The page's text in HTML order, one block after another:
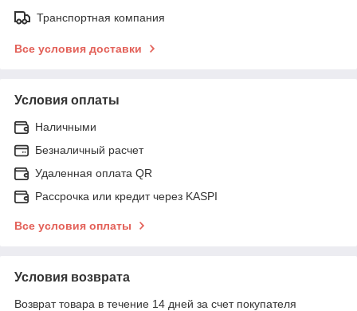
Транспортная компания
Все условия доставки
Условия оплаты
Наличными
Безналичный расчет
Удаленная оплата QR
Рассрочка или кредит через KASPI
Все условия оплаты
Условия возврата
Возврат товара в течение 14 дней за счет покупателя